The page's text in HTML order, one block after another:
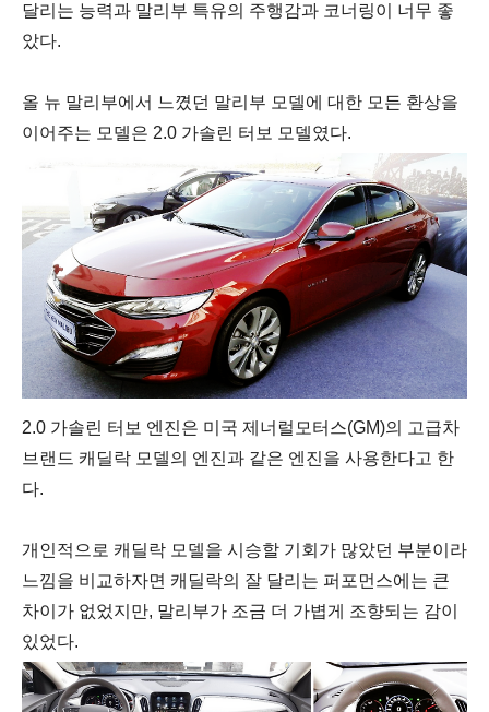
달리는 능력과 말리부 특유의 주행감과 코너링이 너무 좋
았다.
올 뉴 말리부에서 느꼈던 말리부 모델에 대한 모든 환상을
이어주는 모델은 2.0 가솔린 터보 모델였다.
2.0 가솔린 터보 엔진은 미국 제너럴모터스(GM)의 고급차
브랜드 캐딜락 모델의 엔진과 같은 엔진을 사용한다고 한
다.
개인적으로 캐딜락 모델을 시승할 기회가 많았던 부분이라
느낌을 비교하자면 캐딜락의 잘 달리는 퍼포먼스에는 큰
차이가 없었지만, 말리부가 조금 더 가볍게 조향되는 감이
있었다.